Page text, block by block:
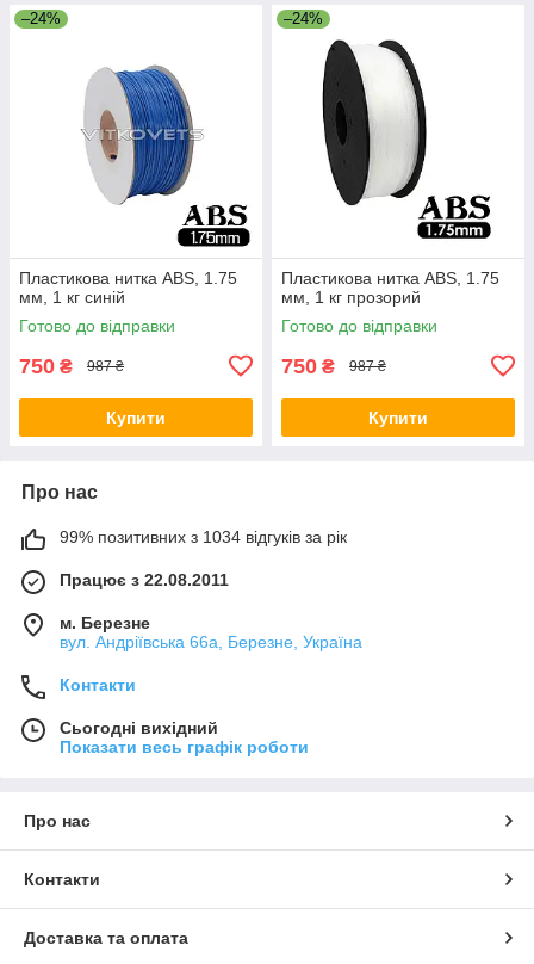
–24%
Пластикова нитка ABS, 1.75
мм, 1 кг синій
Готово до відправки
750 ₴ 987 ₴
Купити
–24%
Пластикова нитка ABS, 1.75
мм, 1 кг прозорий
Готово до відправки
750 ₴ 987 ₴
Купити
Про нас
99% позитивних з 1034 відгуків за рік
Працює з 22.08.2011
м. Березне
вул. Андріївська 66а, Березне, Україна
Контакти
Сьогодні вихідний
Показати весь графік роботи
Про нас
Контакти
Доставка та оплата